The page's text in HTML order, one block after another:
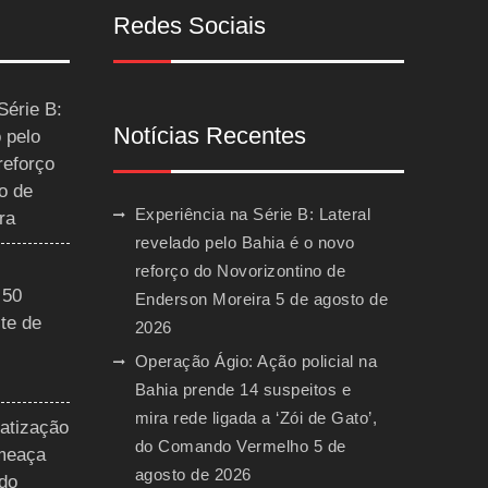
B:
pelo
de
de
Redes Sociais
Notícias Recentes
Experiência na Série B: Lateral
revelado pelo Bahia é o novo
reforço do Novorizontino de
Enderson Moreira 5 de agosto de
2026
Operação Ágio: Ação policial na
Bahia prende 14 suspeitos e
mira rede ligada a ‘Zói de Gato’,
do Comando Vermelho 5 de
agosto de 2026